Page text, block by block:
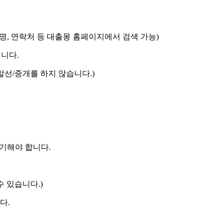
, 연락처 등 대출몽 홈페이지에서 검색 가능)
다.
선/중개를 하지 않습니다.)
해야 합니다.
있습니다.)
.